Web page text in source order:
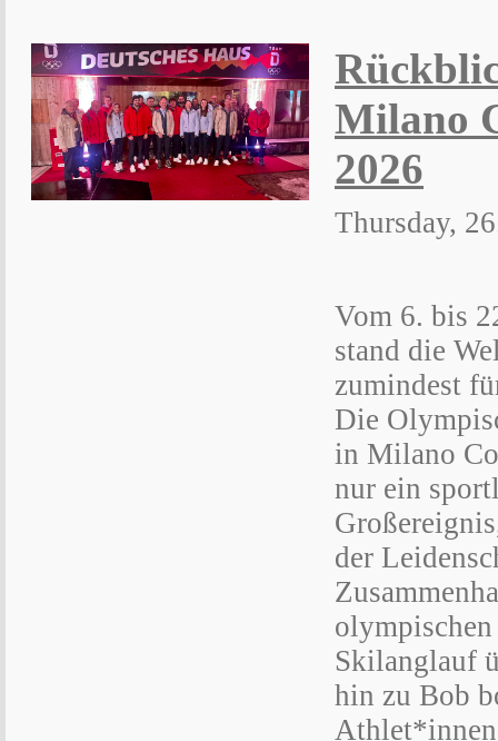
Milano
2026
Thursday,
Vom 6. bis
stand die
zumindest
Die
in Milano
nur ein
der
Skilanglauf
hin zu Bob